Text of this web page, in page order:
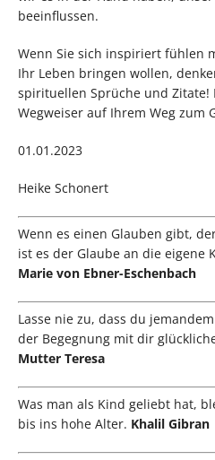
beeinflussen.
Wenn Sie sich inspiriert fühlen
Ihr Leben bringen wollen,
spirituellen Sprüche und Zitate!
Wegweiser auf Ihrem Weg zum
01.01.2023
Heike Schonert
Wenn es einen Glauben gibt,
ist es der Glaube an die eigene
Marie von Ebner-Eschenbach
Lasse nie zu, dass du
der Begegnung mit dir
Mutter Teresa
Was man als Kind geliebt hat,
bis ins hohe Alter. Khalil Gibran